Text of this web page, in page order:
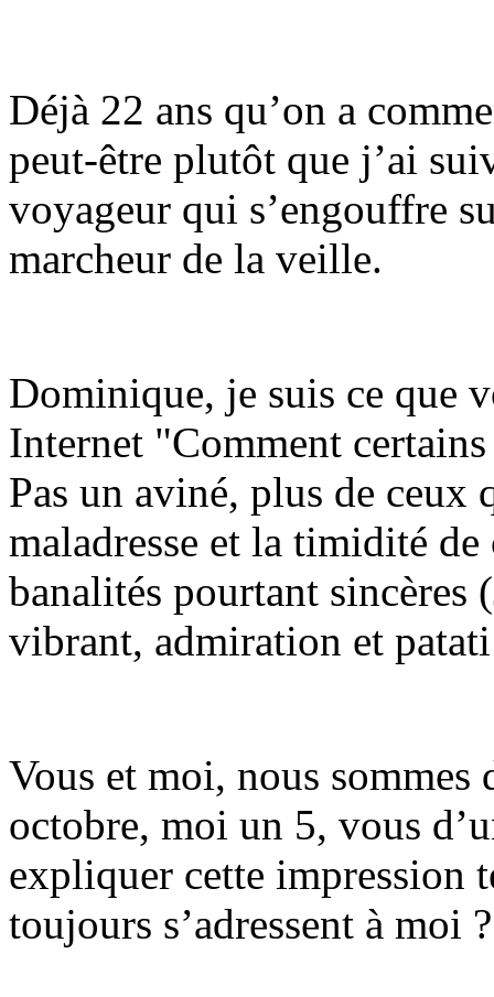
Déjà 22 ans qu’on a
peut-être plutôt que j’ai
voyageur qui s’engouffre
marcheur de la veille.
Dominique, je suis ce que
Internet "Comment
Pas un aviné, plus de
maladresse et la timidité
banalités pourtant sincères
vibrant, admiration et
Vous et moi, nous
octobre, moi un 5, vous
expliquer cette impression
toujours s’adressent à moi ?